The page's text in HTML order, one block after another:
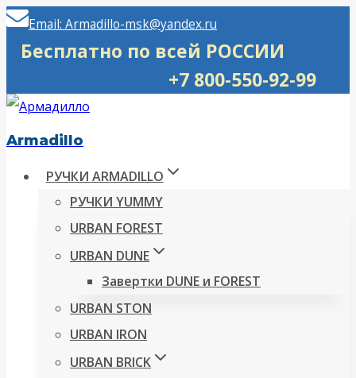
Перейти
Email: Armadillo-msk@yandex.ru
Бесплатно по всей РОССИИ
+7 800-550-92-99
Armadillo
РУЧКИ ARMADILLO
РУЧКИ YUMMY
URBAN FOREST
URBAN DUNE
Завертки DUNE и FOREST
URBAN STON
URBAN IRON
URBAN BRICK